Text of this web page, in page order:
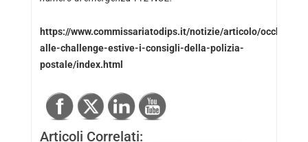
https://www.commissariatodips.it/notizie/articolo/occhio-
alle-challenge-estive-i-consigli-della-polizia-
postale/index.html
Articoli Correlati: